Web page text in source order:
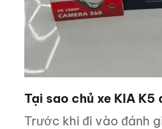
Tại sao chủ xe KIA
Trước khi đi vào đánh